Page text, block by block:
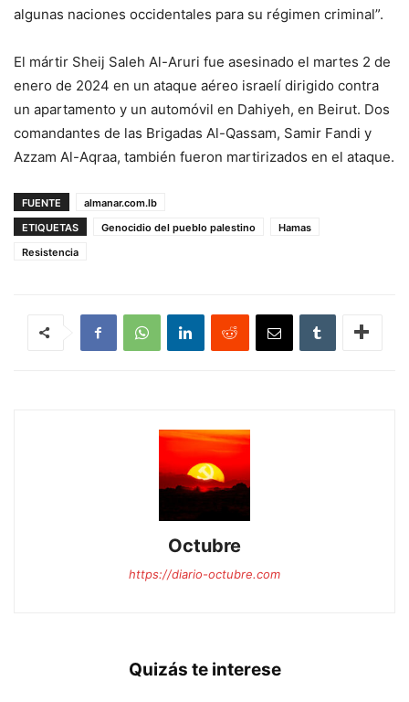
algunas naciones occidentales para su régimen criminal”.
El mártir Sheij Saleh Al-Aruri fue asesinado el martes 2 de
enero de 2024 en un ataque aéreo israelí dirigido contra
un apartamento y un automóvil en Dahiyeh, en Beirut. Dos
comandantes de las Brigadas Al-Qassam, Samir Fandi y
Azzam Al-Aqraa, también fueron martirizados en el ataque.
FUENTE
almanar.com.lb
ETIQUETAS
Genocidio del pueblo palestino
Hamas
Resistencia
Octubre
https://diario-octubre.com
Quizás te interese